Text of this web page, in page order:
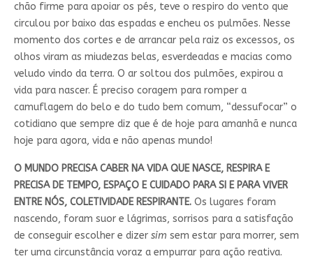
chão firme para apoiar os pés, teve o respiro do vento que
circulou por baixo das espadas e encheu os pulmões. Nesse
momento dos cortes e de arrancar pela raiz os excessos, os
olhos viram as miudezas belas, esverdeadas e macias como
veludo vindo da terra. O ar soltou dos pulmões, expirou a
vida para nascer. É preciso coragem para romper a
camuflagem do belo e do tudo bem comum, “dessufocar” o
cotidiano que sempre diz que é de hoje para amanhã e nunca
hoje para agora, vida e não apenas mundo!
O MUNDO PRECISA CABER NA VIDA QUE NASCE, RESPIRA E
PRECISA DE TEMPO, ESPAÇO E CUIDADO PARA SI E PARA VIVER
ENTRE NÓS, COLETIVIDADE RESPIRANTE.Os lugares foram
nascendo, foram suor e lágrimas, sorrisos para a satisfação
de conseguir escolher e dizer sim sem estar para morrer, sem
ter uma circunstância voraz a empurrar para ação reativa.